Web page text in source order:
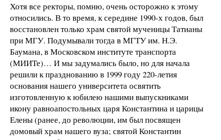
Хотя все ректоры, помню, очень осторожно к этому
относились. В то время, к середине 1990-х годов, был
восстановлен только храм святой мученицы Татианы
при МГУ. Подумывали тогда в МГТУ им. Н.Э.
Баумана, в Московском институте транспорта
(МИИТе)… И мы задумались было, но для начала
решили к празднованию в 1999 году 220-летия
основания нашего университета освятить
изготовленную к юбилею нашими выпускниками
икону равноапостольных царя Константина и царицы
Елены (ранее, до революции, им был посвящен
домовый храм нашего вуза; святой Константин